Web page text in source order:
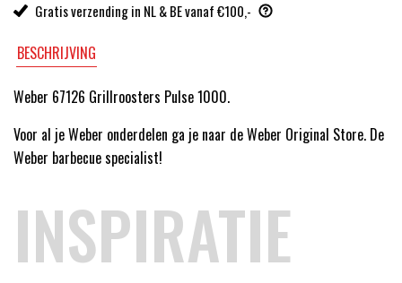
Gratis verzending in NL & BE vanaf €100,-
BESCHRIJVING
Weber 67126 Grillroosters Pulse 1000.
Voor al je Weber onderdelen ga je naar de Weber Original Store. De
Weber barbecue specialist!
INSPIRATIE